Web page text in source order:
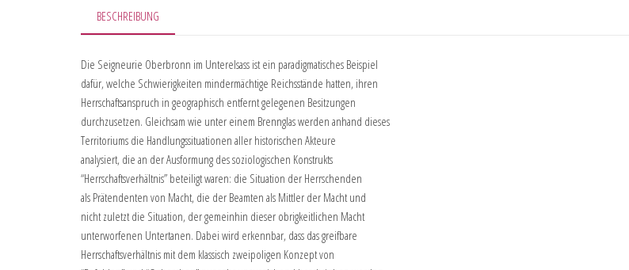
BESCHREIBUNG
Die Seigneurie Oberbronn im Unterelsass ist ein paradigmatisches Beispiel
dafür, welche Schwierigkeiten mindermächtige Reichsstände hatten, ihren
Herrschaftsanspruch in geographisch entfernt gelegenen Besitzungen
durchzusetzen. Gleichsam wie unter einem Brennglas werden anhand dieses
Territoriums die Handlungssituationen aller historischen Akteure
analysiert, die an der Ausformung des soziologischen Konstrukts
“Herrschaftsverhältnis” beteiligt waren: die Situation der Herrschenden
als Prätendenten von Macht, die der Beamten als Mittler der Macht und
nicht zuletzt die Situation, der gemeinhin dieser obrigkeitlichen Macht
unterworfenen Untertanen. Dabei wird erkennbar, dass das greifbare
Herrschaftsverhältnis mit dem klassisch zweipoligen Konzept von